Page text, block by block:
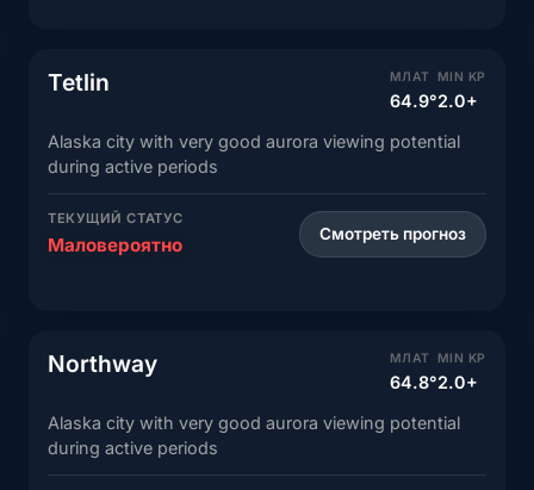
Tetlin МЛАТ
64.9°
MIN KP
2.0+
Alaska city with very good aurora viewing potential
during active periods
ТЕКУЩИЙ СТАТУС
Маловероятно Смотреть прогноз
Northway МЛАТ
64.8°
MIN KP
2.0+
Alaska city with very good aurora viewing potential
during active periods